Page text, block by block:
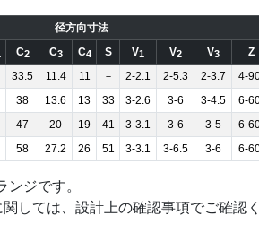
径方向寸法
C2 C3 C4 S V1 V2 V3 Z
33.5 11.4 11 － 2-2.1 2-5.3 2-3.7 4-
38 13.6 13 33 3-2.6 3-6 3-4.5 6-
47 20 19 41 3-3.1 3-6 3-5 6-
58 27.2 26 51 3-3.1 3-6.5 3-6 6-
ンジです。
しては、設計上の確認事項でご確認く